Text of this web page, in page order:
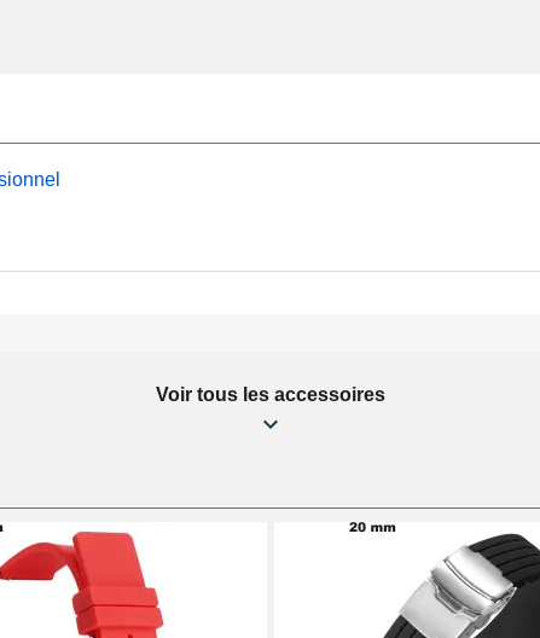
notre zone
Voir tous les accessoires